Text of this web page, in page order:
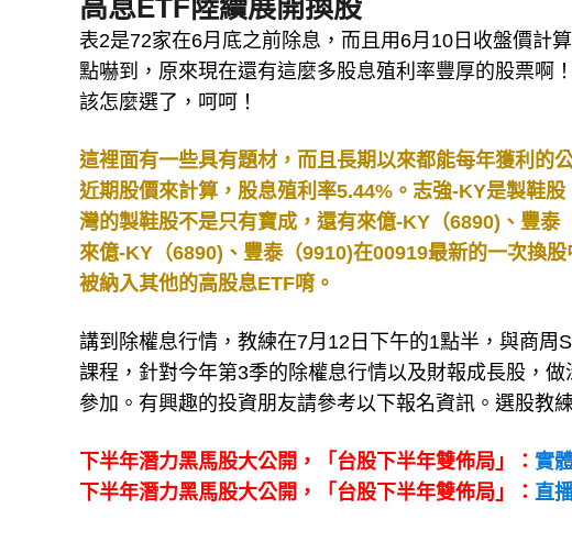
高息ETF陸續展開換股
表2是72家在6月底之前除息，而且用6月10日收盤價計
點嚇到，原來現在還有這麼多股息殖利率豐厚的股票啊
該怎麼選了，呵呵！
這裡面有一些具有題材，而且長期以來都能每年獲利的
近期股價來計算，股息殖利率5.44%。志強-KY是製鞋
灣的製鞋股不是只有寶成，還有來億-KY（6890)、豐
來億-KY（6890)、豐泰（9910)在00919最新的一次換
被納入其他的高股息ETF唷。
講到除權息行情，教練在7月12日下午的1點半，與商
課程，針對今年第3季的除權息行情以及財報成長股，
參加。有興趣的投資朋友請參考以下報名資訊。選股教
下半年潛力黑馬股大公開，「台股下半年雙佈局」： 實
下半年潛力黑馬股大公開，「台股下半年雙佈局」： 直